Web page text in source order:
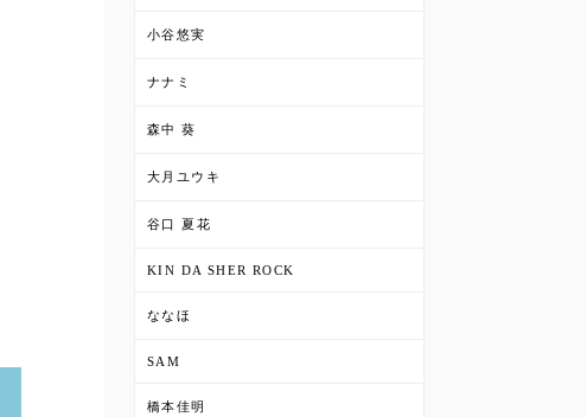
小谷悠実
ナナミ
森中 葵
大月ユウキ
谷口 夏花
KIN DA SHER ROCK
ななほ
SAM
橋本佳明